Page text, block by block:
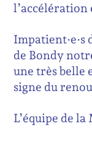
l’accélération
Impatient·e·s
de Bondy
une très belle
signe du
L’équipe de la